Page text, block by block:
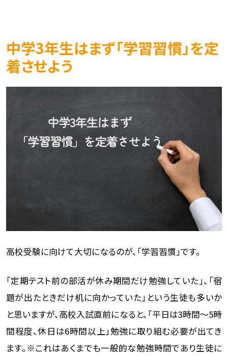
中学3年生はまず「学習習慣」を定
着させよう
高校受験に向けて大切になるのが、「学習習慣」です。
「定期テスト前の部活が休み期間だけ勉強していた」、「宿
題が出たときだけ机に向かっていた」という生徒も多いか
と思いますが、高校入試直前になると、「平日は3時間～5時
間程度、休日は6時間以上」勉強に取り組む必要が出てき
ます。※これはあくまでも一般的な勉強時間であり生徒に